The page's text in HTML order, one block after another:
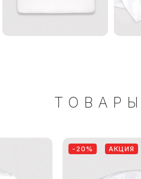
-20% АКЦИЯ